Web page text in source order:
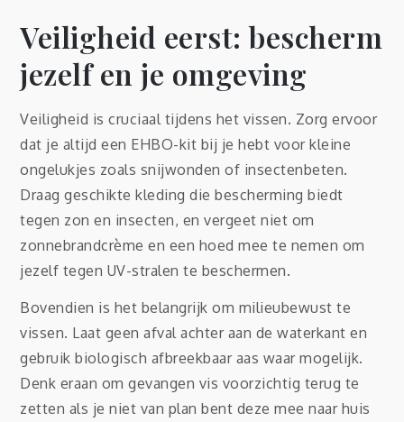
Veiligheid eerst: bescherm
jezelf en je omgeving
Veiligheid is cruciaal tijdens het vissen. Zorg ervoor
dat je altijd een EHBO-kit bij je hebt voor kleine
ongelukjes zoals snijwonden of insectenbeten.
Draag geschikte kleding die bescherming biedt
tegen zon en insecten, en vergeet niet om
zonnebrandcrème en een hoed mee te nemen om
jezelf tegen UV-stralen te beschermen.
Bovendien is het belangrijk om milieubewust te
vissen. Laat geen afval achter aan de waterkant en
gebruik biologisch afbreekbaar aas waar mogelijk.
Denk eraan om gevangen vis voorzichtig terug te
zetten als je niet van plan bent deze mee naar huis